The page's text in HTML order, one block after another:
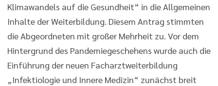
Klimawandels auf die Gesundheit“ in die Allgemeinen
Inhalte der Weiterbildung. Diesem Antrag stimmten
die Abgeordneten mit großer Mehrheit zu. Vor dem
Hintergrund des Pandemiegeschehens wurde auch die
Einführung der neuen Facharztweiterbildung
„Infektiologie und Innere Medizin“ zunächst breit